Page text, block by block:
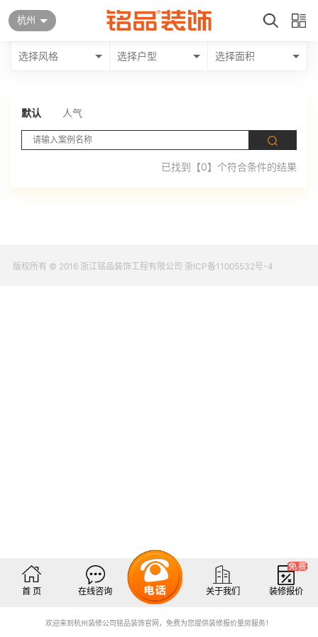
杭州
选择风格 选择户型 选择面积
默认 人气
已找到【0】个符合条件的结果
版权所有 © 2016 浙江铭品装饰工程有限公司 浙ICP备11005532号-4
首 页 在线咨询 关于我们 装修报价
欢迎来到杭州装修公司铭品装饰官网，免费为您提供装修报价量房服务！